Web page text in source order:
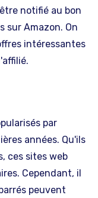
notifié au bon
sur Amazon. On
intéressantes
par
années. Qu'ils
ces sites web
Cependant, il
peuvent